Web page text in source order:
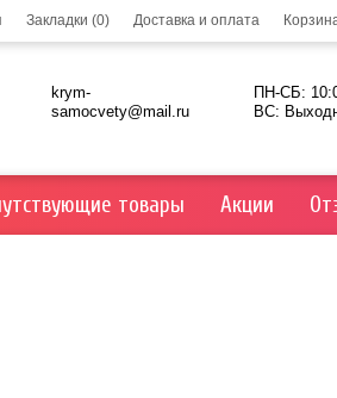
Закладки (0) Доставка и оплата
krym-
samocvety@mail.ru
ПН-СБ:
ВС:
товары Акции